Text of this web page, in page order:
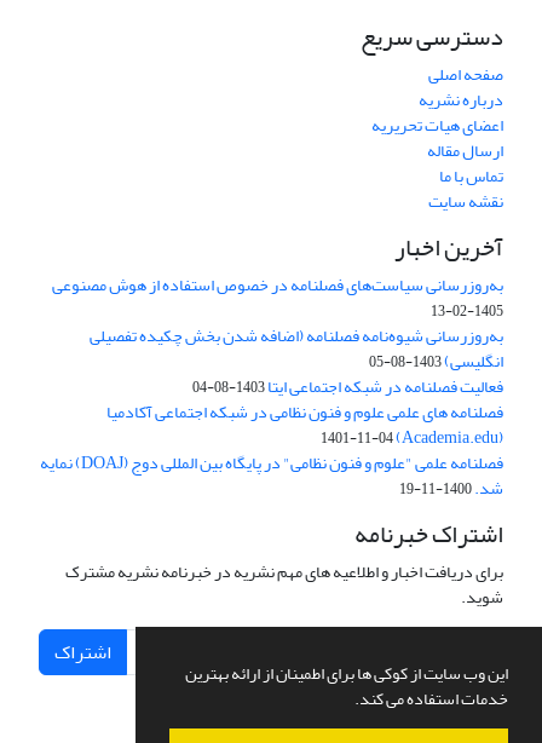
این وب سایت از کوکی ها برای اطمینان از ارائه بهترین
خدمات استفاده می کند.
دسترسی سریع
صفحه اصلی
درباره نشریه
اعضای هیات تحریریه
ارسال مقاله
تماس با ما
نقشه سایت
آخرین اخبار
به‌روزرسانی سیاست‌های فصلنامه در خصوص استفاده از هوش مصنوعی
1405-02-13
به‌روزرسانی شیوه‌نامه فصلنامه (اضافه شدن بخش چکیده تفصیلی
انگلیسی)1403-08-05
فعالیت فصلنامه در شبکه اجتماعی ایتا1403-08-04
فصلنامه های علمی علوم و فنون نظامی در شبکه اجتماعی آکادمیا
(Academia.edu)
1401-11-04
فصلنامه علمی "علوم و فنون نظامی" در پایگاه بین المللی دوج (DOAJ) نمایه
شد.1400-11-19
اشتراک خبرنامه
برای دریافت اخبار و اطلاعیه های مهم نشریه در خبرنامه نشریه مشترک
شوید.
اشتراک